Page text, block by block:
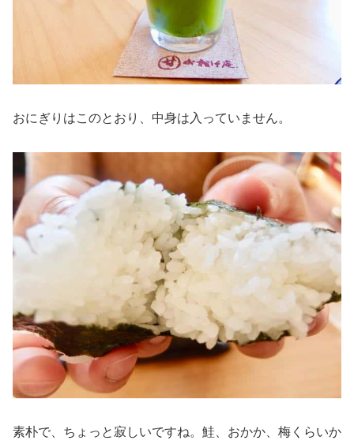
おにぎりはこのとおり、中身は入っていません。
素朴で、ちょっと寂しいですね。鮭、おかか、梅くらいか